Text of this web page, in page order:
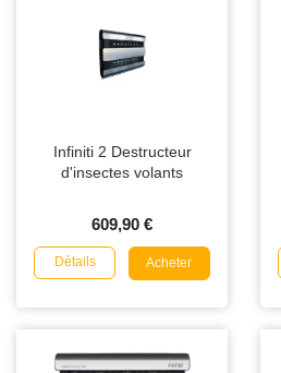
Infiniti 2 Destructeur
d'insectes volants
609,90 €
Détails Acheter